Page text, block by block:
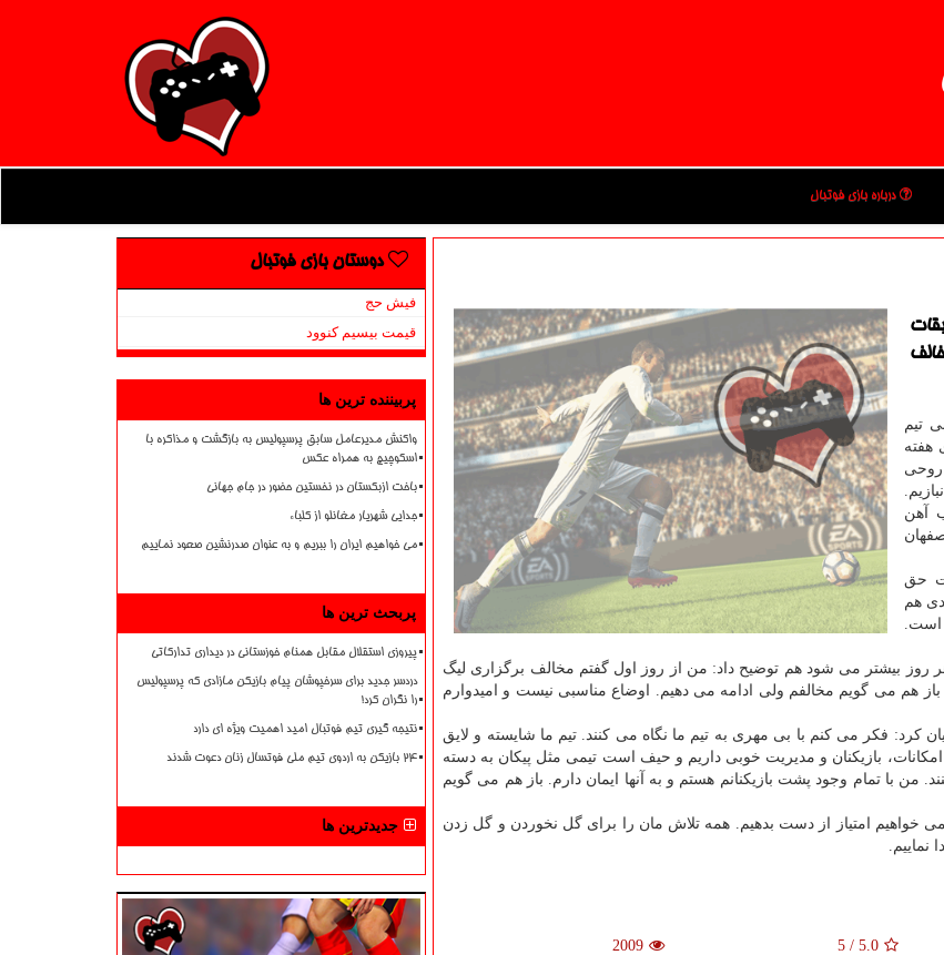
درباره بازی فوتبال
تیم
هفته
روحی
آهن
حق
هم
است.
روز بیشتر می شود هم توضیح داد: من از روز اول گفتم مخالف برگزاری لیگ
هم می گویم مخالفم ولی ادامه می دهیم. اوضاع مناسبی نیست و امیدوارم
کرد: فکر می کنم با بی مهری به تیم ما نگاه می کنند. تیم ما شایسته و لایق
امکانات، بازیکنان و مدیریت خوبی داریم و حیف است تیمی مثل پیکان به دسته
من با تمام وجود پشت بازیکنانم هستم و به آنها ایمان دارم. باز هم می گویم
خواهیم امتیاز از دست بدهیم. همه تلاش مان را برای گل نخوردن و گل زدن
نماییم.
5.0
/
5
2009
دوستان بازی فوتبال
فیش حج
قیمت بیسیم کنوود
پربیننده ترین ها
واکنش مدیرعامل سابق پرسپولیس به بازگشت و مذاکره با
اسکوچیچ به همراه عکس
باخت ازبکستان در نخستین حضور در جام جهانی
جدایی شهریار مغانلو از کلباء
می خواهیم ایران را ببریم و به عنوان صدرنشین صعود نماییم
پربحث ترین ها
پیروزی استقلال مقابل همنام خوزستانی در دیداری تدارکاتی
دردسر جدید برای سرخپوشان پیام بازیکن مازادی که پرسپولیس
را نگران کرد!
نتیجه گیری تیم فوتبال امید اهمیت ویژه ای دارد
۲۴ بازیکن به اردوی تیم ملی فوتسال زنان دعوت شدند
جدیدترین ها